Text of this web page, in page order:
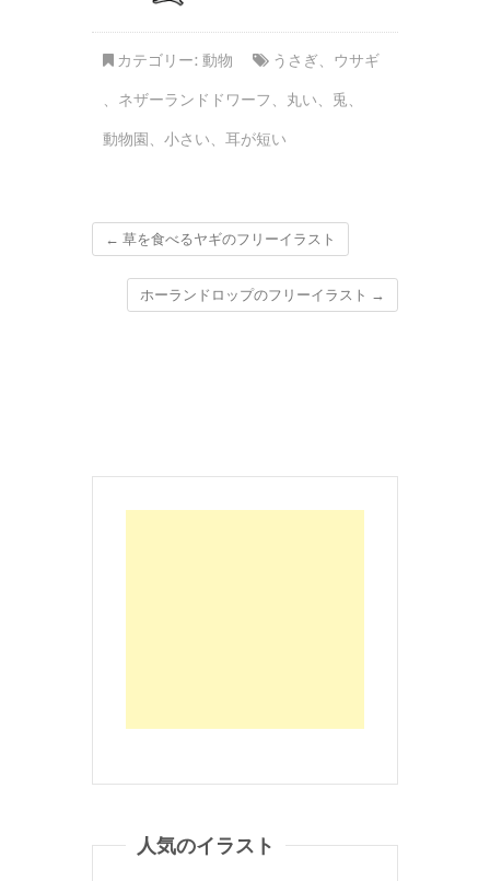
カテゴリー: 動物 うさぎ、 ウサギ
、 ネザーランドドワーフ 、 丸い、 兎、
動物園、 小さい、 耳が短い
← 草を食べるヤギのフリーイラスト
ホーランドロップのフリーイラスト →
人気のイラスト